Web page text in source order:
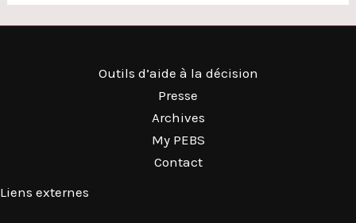
Outils d’aide à la décision
Presse
Archives
My PEBS
Contact
Liens externes